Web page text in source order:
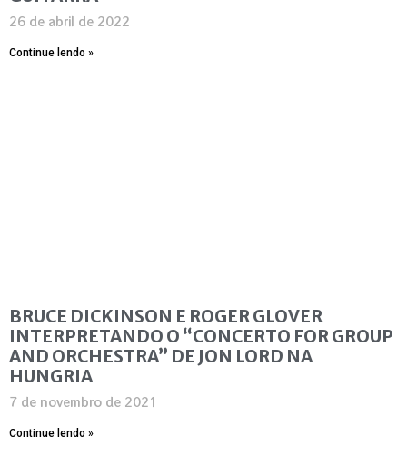
26 de abril de 2022
Continue lendo »
BRUCE DICKINSON E ROGER GLOVER
INTERPRETANDO O “CONCERTO FOR GROUP
AND ORCHESTRA” DE JON LORD NA
HUNGRIA
7 de novembro de 2021
Continue lendo »